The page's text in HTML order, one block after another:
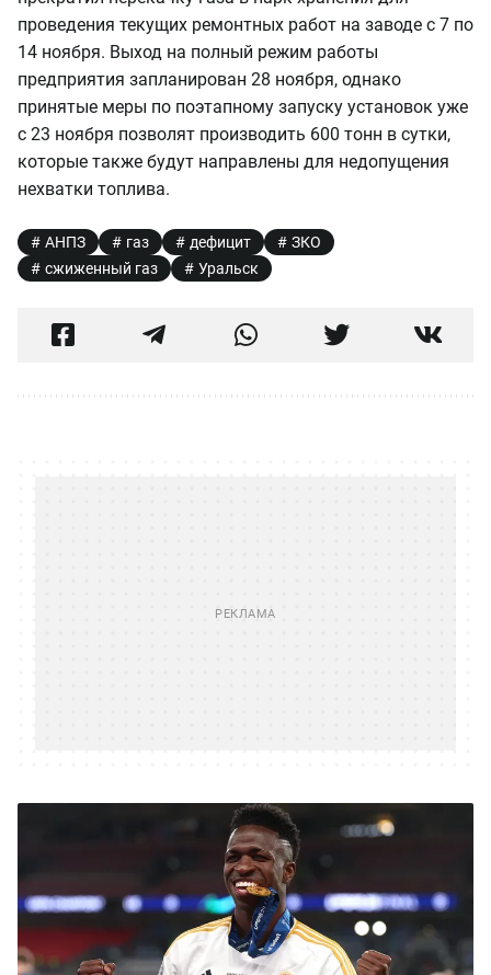
проведения текущих ремонтных работ на заводе с 7 по
14 ноября. Выход на полный режим работы
предприятия запланирован 28 ноября, однако
принятые меры по поэтапному запуску установок уже
с 23 ноября позволят производить 600 тонн в сутки,
которые также будут направлены для недопущения
нехватки топлива.
АНПЗ газ дефицит
ЗКО
сжиженный газ
Уральск